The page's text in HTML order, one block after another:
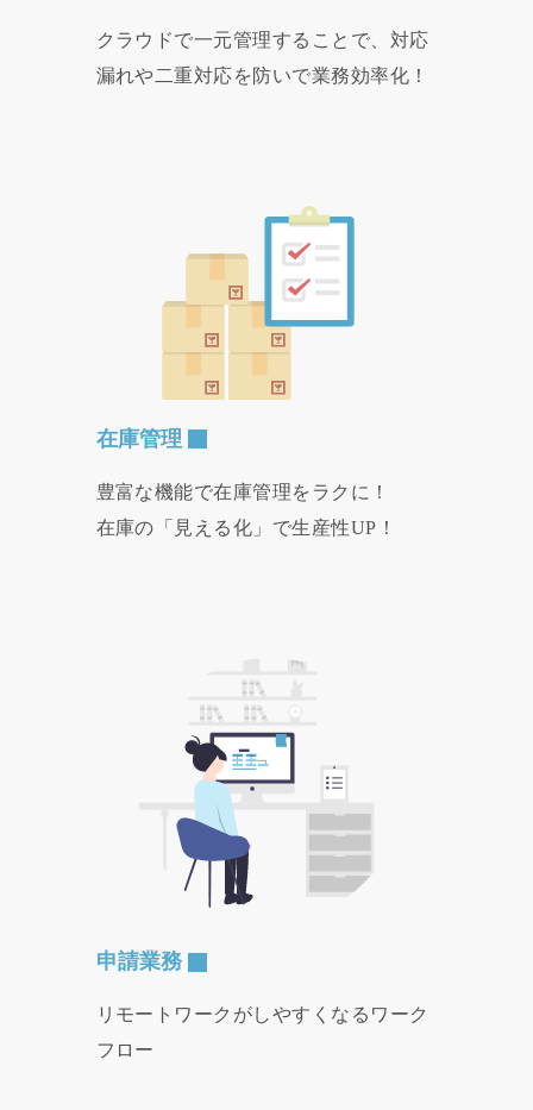
クラウドで一元管理することで、対応
漏れや二重対応を防いで業務効率化！
在庫管理
豊富な機能で在庫管理をラクに！
在庫の「見える化」で生産性UP！
申請業務
リモートワークがしやすくなるワーク
フロー